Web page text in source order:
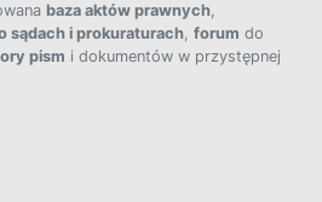
baza aktów prawnych,
sądach i prokuraturach, forum do
pism i dokumentów w przystępnej